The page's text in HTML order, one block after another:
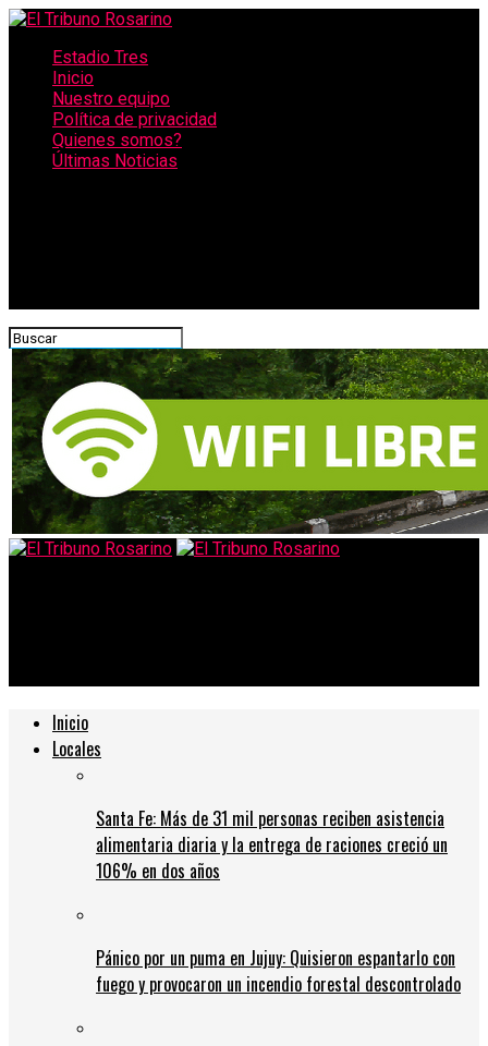
Estadio Tres
Inicio
Nuestro equipo
Política de privacidad
Quienes somos?
Últimas Noticias
Inicio
Locales
Santa Fe: Más de 31 mil personas reciben asistencia
alimentaria diaria y la entrega de raciones creció un
106% en dos años
Pánico por un puma en Jujuy: Quisieron espantarlo con
fuego y provocaron un incendio forestal descontrolado